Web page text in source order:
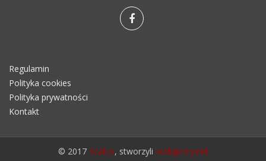
Regulamin
Polityka cookies
Polityka prywatności
Kontakt
© 2017 6cali.pl, stworzyli kodujemy.net